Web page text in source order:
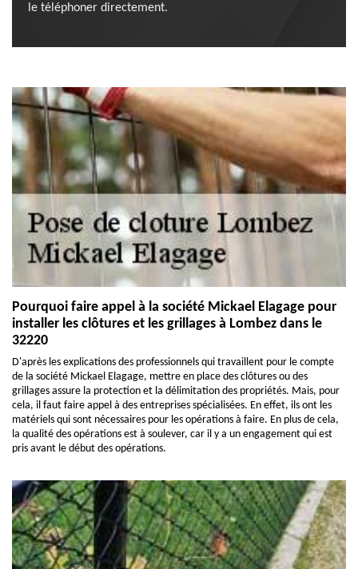
le téléphoner directement.
Pourquoi faire appel à la société Mickael Elagage pour
installer les clôtures et les grillages à Lombez dans le
32220
D'après les explications des professionnels qui travaillent pour le compte
de la société Mickael Elagage, mettre en place des clôtures ou des
grillages assure la protection et la délimitation des propriétés. Mais, pour
cela, il faut faire appel à des entreprises spécialisées. En effet, ils ont les
matériels qui sont nécessaires pour les opérations à faire. En plus de cela,
la qualité des opérations est à soulever, car il y a un engagement qui est
pris avant le début des opérations.